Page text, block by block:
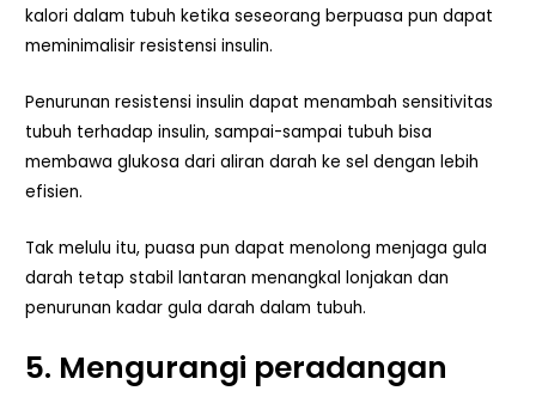
kalori dalam tubuh ketika seseorang berpuasa pun dapat
meminimalisir resistensi insulin.
Penurunan resistensi insulin dapat menambah sensitivitas
tubuh terhadap insulin, sampai-sampai tubuh bisa
membawa glukosa dari aliran darah ke sel dengan lebih
efisien.
Tak melulu itu, puasa pun dapat menolong menjaga gula
darah tetap stabil lantaran menangkal lonjakan dan
penurunan kadar gula darah dalam tubuh.
5. Mengurangi peradangan